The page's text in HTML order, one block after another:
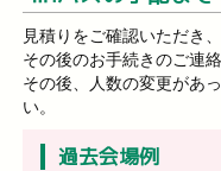
見積りをご確認いただき
その後のお手続きのご連
その後、人数の変更があ
い。
過去会場例